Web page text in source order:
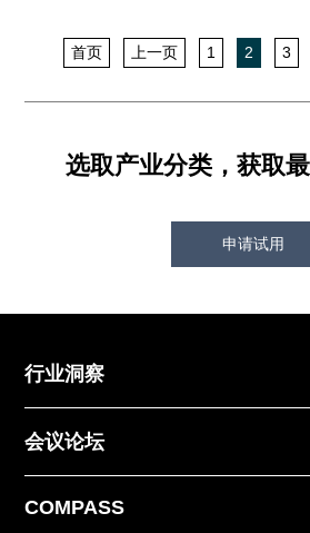
首页 上一页 1 2 3
选取产业分类，获取
申请试用
行业洞察
会议论坛
COMPASS